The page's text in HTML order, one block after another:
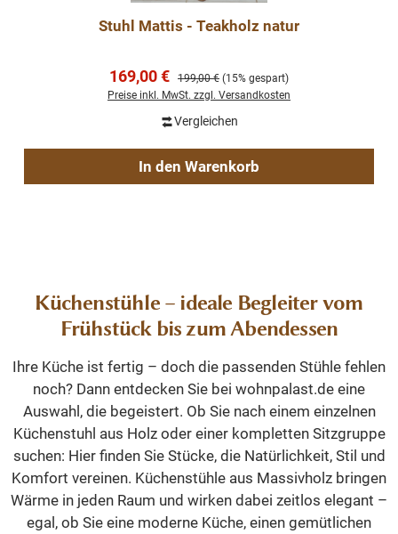
Stuhl Mattis - Teakholz natur
Verkaufspreis:
169,00 € Regulärer Preis:
199,00 € (15% gespart)
Preise inkl. MwSt. zzgl. Versandkosten
Vergleichen
In den Warenkorb
Küchenstühle – ideale Begleiter vom
Frühstück bis zum Abendessen
Ihre Küche ist fertig – doch die passenden Stühle fehlen
noch? Dann entdecken Sie bei wohnpalast.de eine
Auswahl, die begeistert. Ob Sie nach einem einzelnen
Küchenstuhl aus Holz oder einer kompletten Sitzgruppe
suchen: Hier finden Sie Stücke, die Natürlichkeit, Stil und
Komfort vereinen. Küchenstühle aus Massivholz bringen
Wärme in jeden Raum und wirken dabei zeitlos elegant –
egal, ob Sie eine moderne Küche, einen gemütlichen